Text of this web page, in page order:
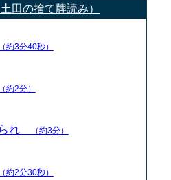
田の捨て牌読み）
（約3分40秒）
（約2分）
られ （約3分）
（約2分30秒）